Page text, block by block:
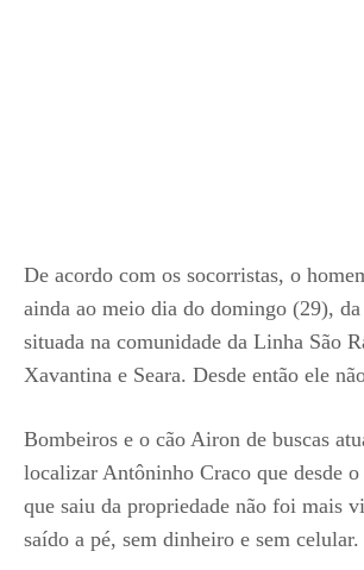
De acordo com os socorristas, o
ainda ao meio dia do domingo (29),
situada na comunidade da Linha São
Xavantina e Seara. Desde então ele
Bombeiros e o cão Airon de buscas
localizar Antôninho Craco que desde
que saiu da propriedade não foi mais
saído a pé, sem dinheiro e sem celular.